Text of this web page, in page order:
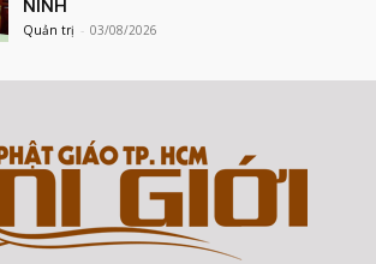
NINH
Quản trị - 03/08/2026